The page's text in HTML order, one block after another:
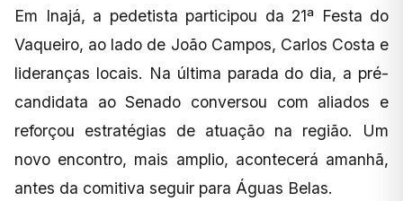
Em Inajá, a pedetista participou da 21ª Festa do
Vaqueiro, ao lado de João Campos, Carlos Costa e
lideranças locais. Na última parada do dia, a pré-
candidata ao Senado conversou com aliados e
reforçou estratégias de atuação na região. Um
novo encontro, mais amplio, acontecerá amanhã,
antes da comitiva seguir para Águas Belas.